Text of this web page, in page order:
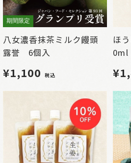
期間限定
八女濃香抹茶ミルク饅頭
露誉 6個入
¥1,100 税込
ほ
0ml